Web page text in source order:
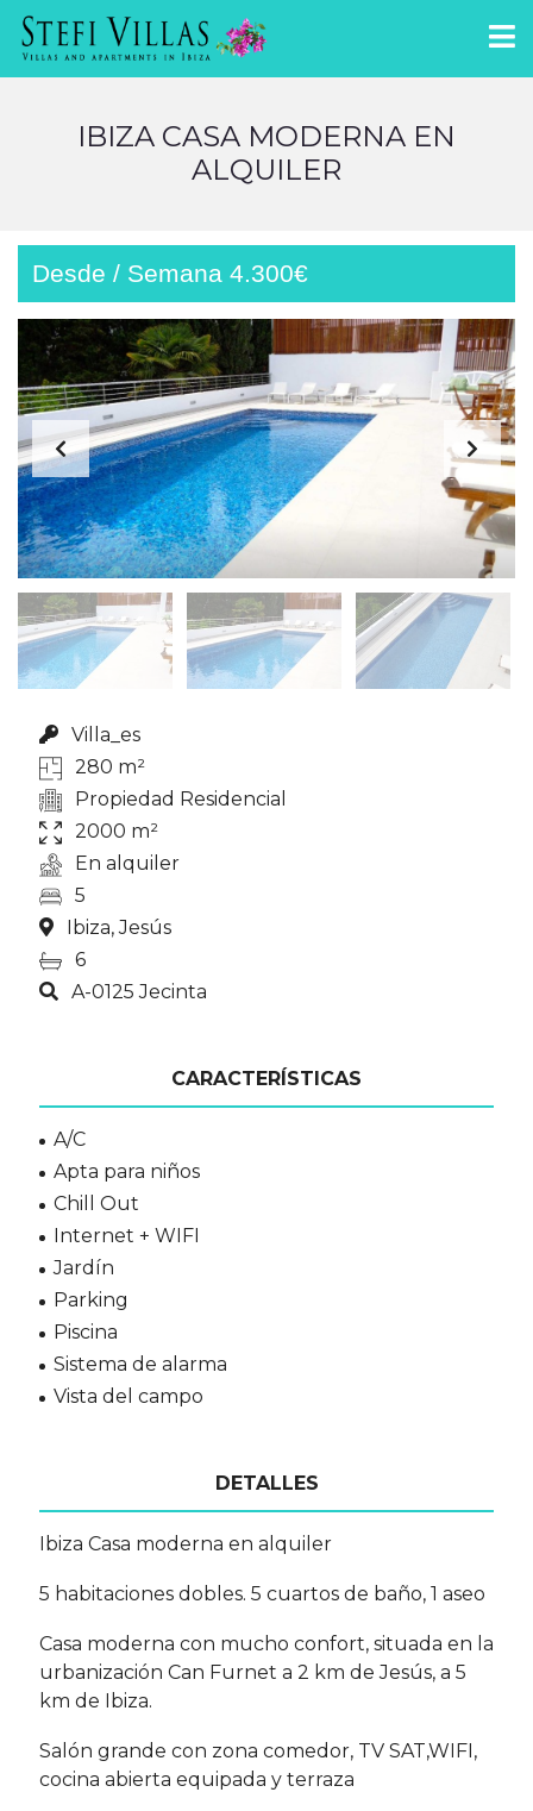
IBIZA CASA MODERNA EN
ALQUILER
Desde / Semana 4.300€
Villa_es
280 m²
Propiedad Residencial
2000 m²
En alquiler
5
Ibiza, Jesús
6
A-0125 Jecinta
CARACTERÍSTICAS
A/C
Apta para niños
Chill Out
Internet + WIFI
Jardín
Parking
Piscina
Sistema de alarma
Vista del campo
DETALLES
Ibiza Casa moderna en alquiler
5 habitaciones dobles. 5 cuartos de baño, 1 aseo
Casa moderna con mucho confort, situada en la
urbanización Can Furnet a 2 km de Jesús, a 5
km de Ibiza.
Salón grande con zona comedor, TV SAT,WIFI,
cocina abierta equipada y terraza